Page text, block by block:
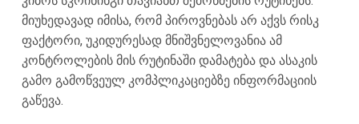
მიუხედავად იმისა, რომ პიროვნებას არ აქვს რისკ
ფაქტორი, უკიდურესად მნიშვნელოვანია ამ
კონტროლების მის რუტინაში დამატება და ასაკის
გამო გამოწვეულ კომპლიკაციებზე ინფორმაციის
გაწევა.